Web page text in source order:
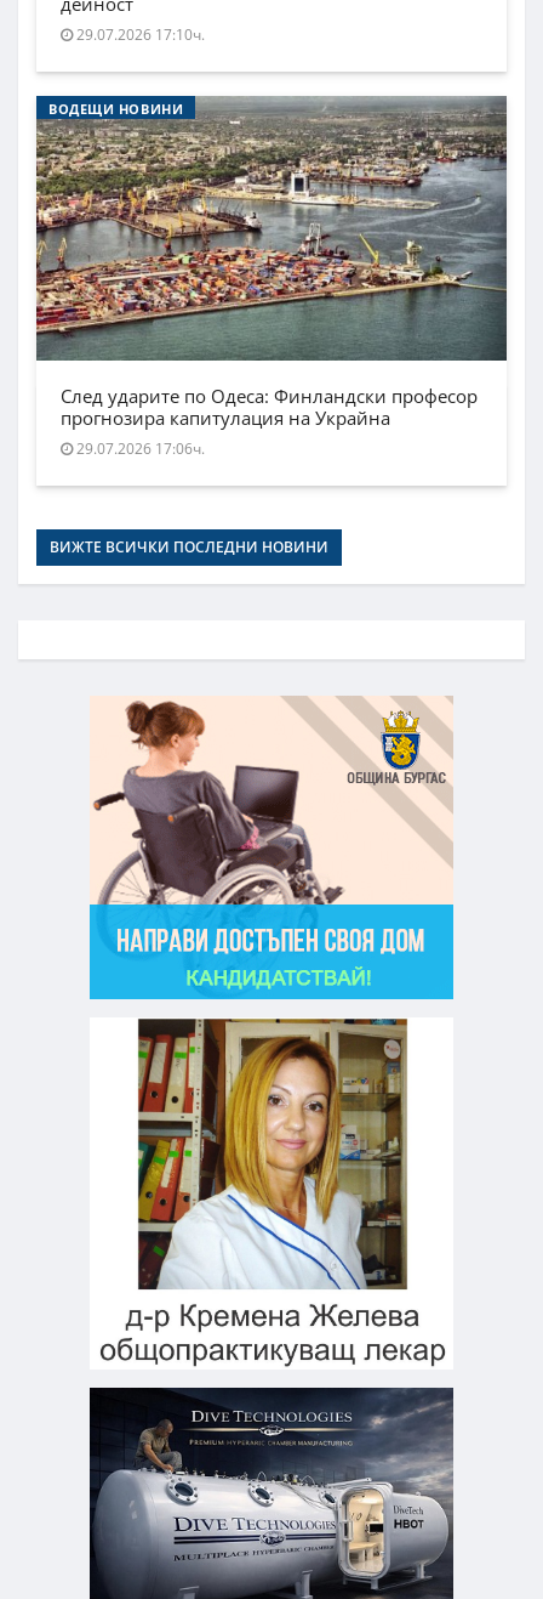
29.07.2026 17:10ч.
ВОДЕЩИ НОВИНИ
След ударите по Одеса: Финландски професор
прогнозира капитулация на Украйна
29.07.2026 17:06ч.
ВИЖТЕ ВСИЧКИ ПОСЛЕДНИ НОВИНИ